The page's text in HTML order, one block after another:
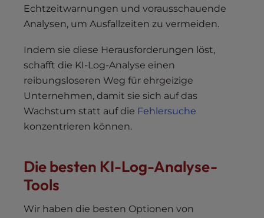
Echtzeitwarnungen und vorausschauende
Analysen, um Ausfallzeiten zu vermeiden.
Indem sie diese Herausforderungen löst,
schafft die KI-Log-Analyse einen
reibungsloseren Weg für ehrgeizige
Unternehmen, damit sie sich auf das
Wachstum statt auf die Fehlersuche
konzentrieren können.
Die besten KI-Log-Analyse-
Tools
Wir haben die besten Optionen von